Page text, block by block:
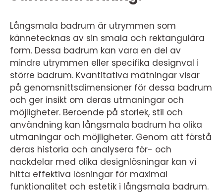
Långsmala badrum är utrymmen som
kännetecknas av sin smala och rektangulära
form. Dessa badrum kan vara en del av
mindre utrymmen eller specifika designval i
större badrum. Kvantitativa mätningar visar
på genomsnittsdimensioner för dessa badrum
och ger insikt om deras utmaningar och
möjligheter. Beroende på storlek, stil och
användning kan långsmala badrum ha olika
utmaningar och möjligheter. Genom att förstå
deras historia och analysera för- och
nackdelar med olika designlösningar kan vi
hitta effektiva lösningar för maximal
funktionalitet och estetik i långsmala badrum.